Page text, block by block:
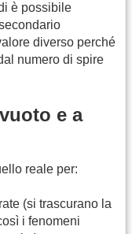
è possibile
diverso perché
numero di spire
e a
reale per:
(si trascurano la
i fenomeni